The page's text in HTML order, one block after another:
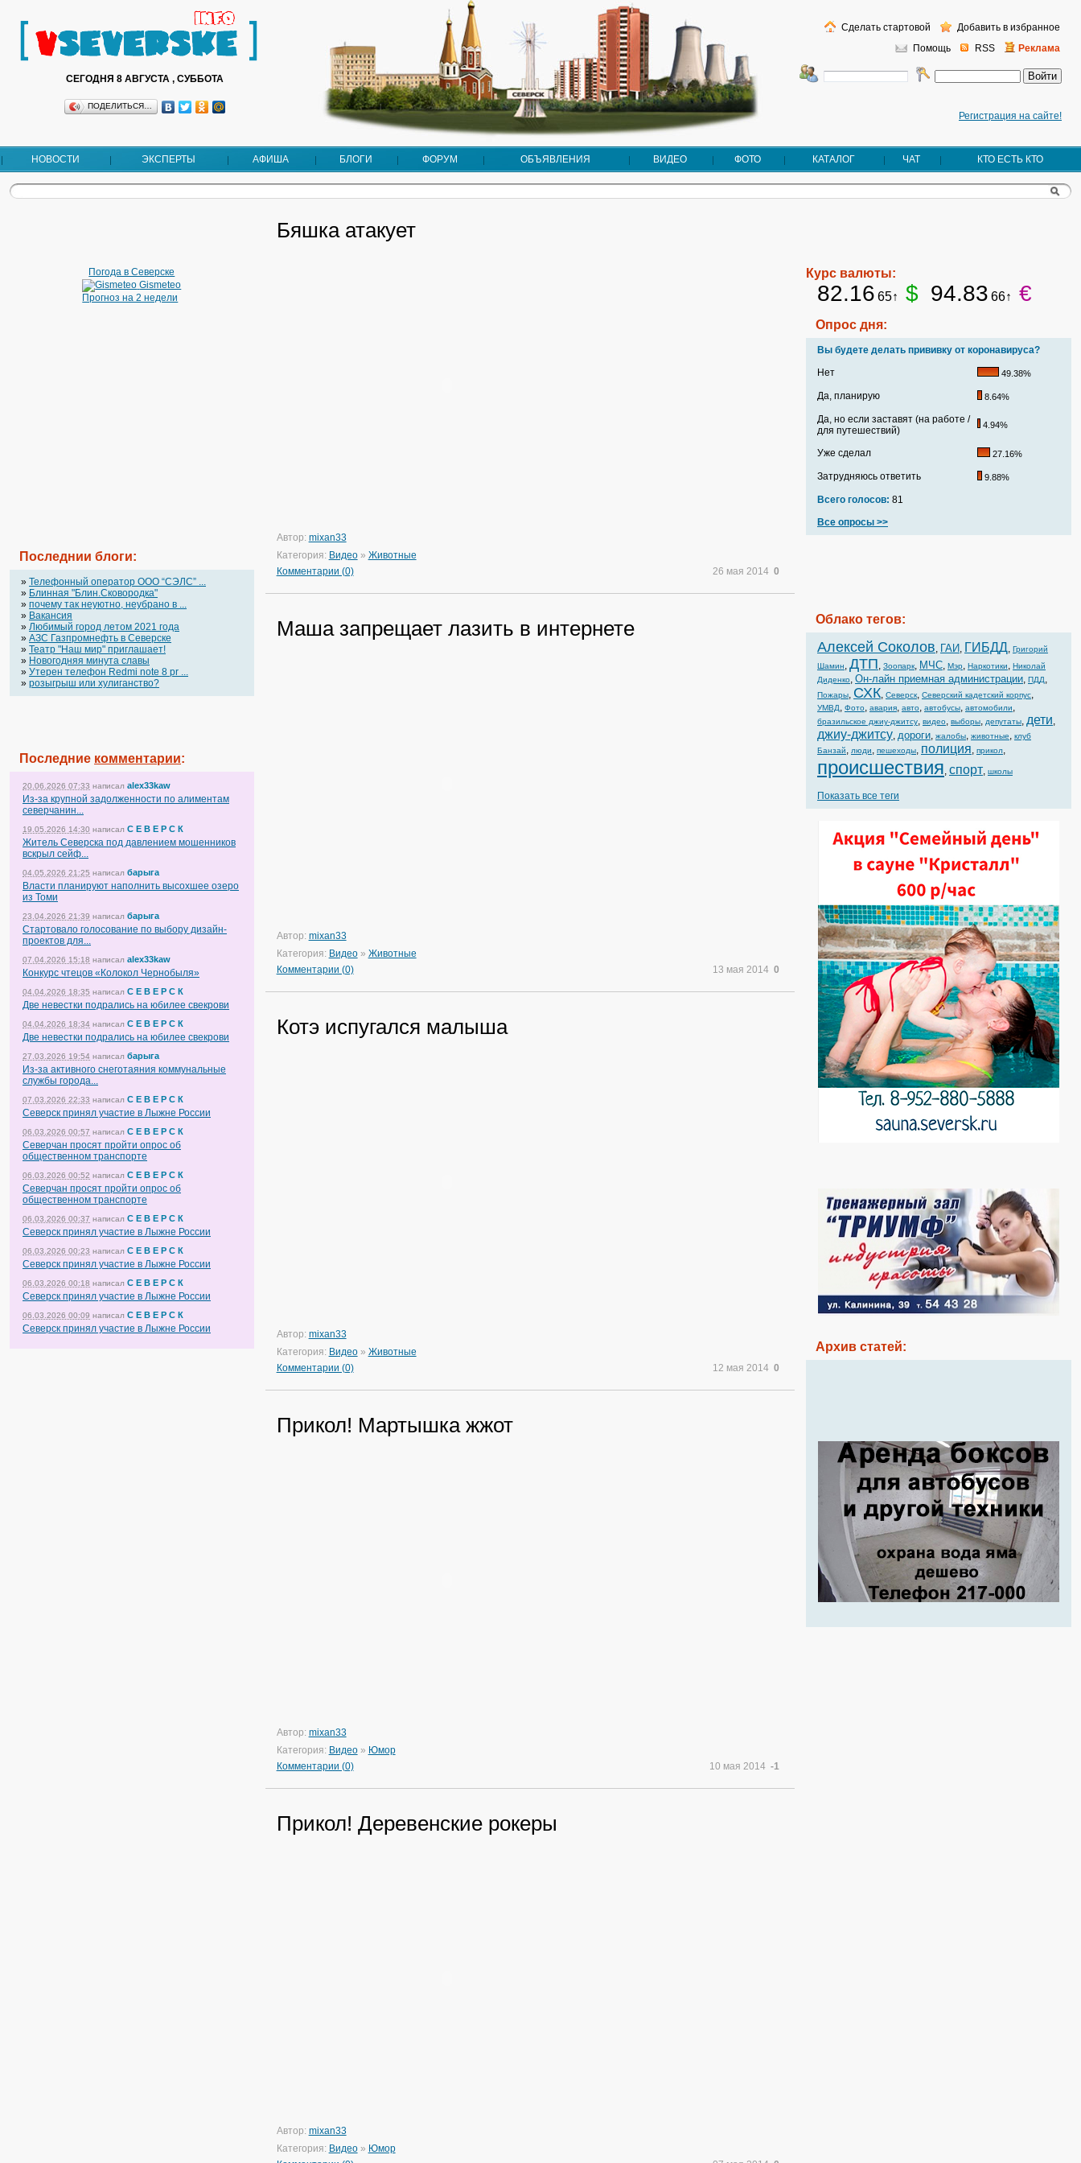
СЕГОДНЯ 8 АВГУСТА , СУББОТА
ПОДЕЛИТЬСЯ…
Регистрация на сайте!
Помощь RSS Реклама
Сделать стартовой Добавить в избранное
НОВОСТИ ЭКСПЕРТЫ АФИША БЛОГИ ФОРУМ ОБЪЯВЛЕНИЯ ВИДЕО ФОТО КАТАЛОГ ЧАТ КТО ЕСТЬ КТО
Погода в Северске
Gismeteo
Прогноз на 2 недели
Последнии блоги:
» Телефонный оператор OOO “СЭЛС” ...
» Блинная "Блин.Сковородка"
» почему так неуютно, неубрано в ...
» Вакансия
» Любимый город летом 2021 года
» АЗС Газпромнефть в Северске
» Театр "Наш мир" приглашает!
» Новогодняя минута славы
» Утерен телефон Redmi note 8 pr ...
» розыгрыш или хулиганство?
Последние комментарии:
20.06.2026 07:33 написал alex33kaw
Из-за крупной задолженности по алиментам
северчанин...
19.05.2026 14:30 написал С Е В Е Р С К
Житель Северска под давлением мошенников
вскрыл сейф...
04.05.2026 21:25 написал барыга
Власти планируют наполнить высохшее озеро
из Томи
23.04.2026 21:39 написал барыга
Стартовало голосование по выбору дизайн-
проектов для...
07.04.2026 15:18 написал alex33kaw
Конкурс чтецов «Колокол Чернобыля»
04.04.2026 18:35 написал С Е В Е Р С К
Две невестки подрались на юбилее свекрови
04.04.2026 18:34 написал С Е В Е Р С К
Две невестки подрались на юбилее свекрови
27.03.2026 19:54 написал барыга
Из-за активного снеготаяния коммунальные
службы города...
07.03.2026 22:33 написал С Е В Е Р С К
Северск принял участие в Лыжне России
06.03.2026 00:57 написал С Е В Е Р С К
Северчан просят пройти опрос об
общественном транспорте
06.03.2026 00:52 написал С Е В Е Р С К
Северчан просят пройти опрос об
общественном транспорте
06.03.2026 00:37 написал С Е В Е Р С К
Северск принял участие в Лыжне России
06.03.2026 00:23 написал С Е В Е Р С К
Северск принял участие в Лыжне России
06.03.2026 00:18 написал С Е В Е Р С К
Северск принял участие в Лыжне России
06.03.2026 00:09 написал С Е В Е Р С К
Северск принял участие в Лыжне России
Бяшка атакует
Автор: mixan33
Категория: Видео» Животные
Комментарии (0)
26 мая 2014 0
Маша запрещает лазить в интернете
Автор: mixan33
Категория: Видео» Животные
Комментарии (0)
13 мая 2014 0
Котэ испугался малыша
Автор: mixan33
Категория: Видео» Животные
Комментарии (0)
12 мая 2014 0
Прикол! Мартышка жжот
Автор: mixan33
Категория: Видео» Юмор
Комментарии (0)
10 мая 2014 -1
Прикол! Деревенские рокеры
Автор: mixan33
Категория: Видео» Юмор
Курс валюты:
82.16 65↑ $ 94.83 66↑ €
Опрос дня:
Вы будете делать прививку от коронавируса?
Нет
49.38%
Да, планирую 8.64%
Да, но если заставят (на работе /
для путешествий)
4.94%
Уже сделал 27.16%
Затрудняюсь ответить 9.88%
Всего голосов: 81
Все опросы >>
Облако тегов:
Алексей Соколов, ГАИ, ГИБДД, Григорий
Шамин, ДТП, Зоопарк, МЧС, Мэр, Наркотики, Николай
Диденко, Он-лайн приемная администрации, ПДД,
Пожары, СХК, Северск, Северский кадетский корпус,
УМВД, Фото, авария, авто, автобусы, автомобили,
бразильское джиу-джитсу, видео, выборы, депутаты, дети,
джиу-джитсу, дороги, жалобы, животные, клуб
Банзай, люди, пешеходы, полиция, прикол,
происшествия, спорт, школы
Показать все теги
Архив статей: